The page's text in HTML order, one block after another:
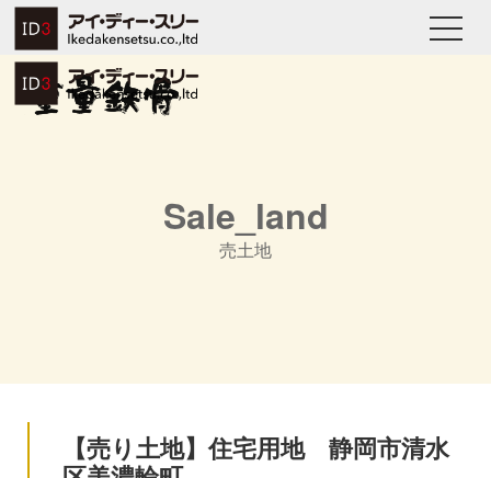
Sale_land
売土地
【売り土地】住宅用地 静岡市清水